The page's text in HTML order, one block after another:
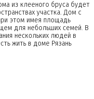
из клееного бруса будет
участка. Дом с
этом имея площадь
для небольших семей. В
нескольких людей в
жить в доме Рязань